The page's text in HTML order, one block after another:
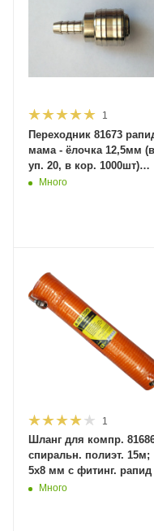
1
Переходник 81673
мама - ёлочка 12,5мм (в
уп. 20, в кор. 1000шт)
MaxiTool
Много
1
Шланг для компр.
спиральн. полиэт. 15м;
5x8 мм с фитинг. рапид
уп. 1, в кор. 25шт)
Много